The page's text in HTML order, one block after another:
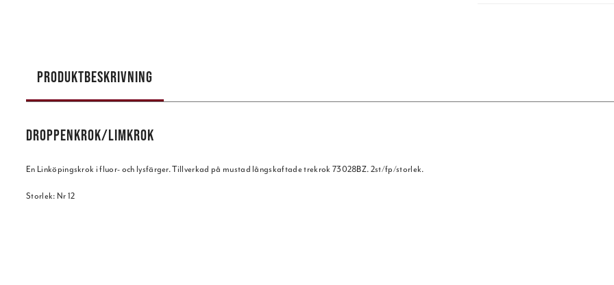
PRODUKTBESKRIVNING
DROPPENKROK/LIMKROK
En Linköpingskrok i fluor- och lysfärger. Tillverkad på mustad långskaftade trekrok 73028BZ. 2st/fp/storlek.
Storlek: Nr 12